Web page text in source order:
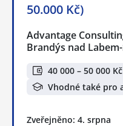
50.000 Kč)
Advantage
Brandýs nad
40 000 – 50 000 Kč
Vhodné také pro
Zveřejněno: 4. srpna